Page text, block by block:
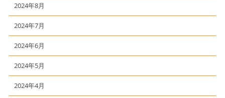
2024年8月
2024年7月
2024年6月
2024年5月
2024年4月